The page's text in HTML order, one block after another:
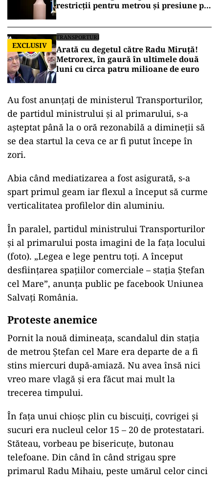
restricții pentru metrou și presiune pe
EXCLUSIV
TRANSPORTURI
Arată cu degetul către Radu Miruță!
Metrorex, în gaură în ultimele două
luni cu circa patru milioane de euro
Au fost anunțați de ministerul Transporturilor,
de partidul ministrului și al primarului, s-a
așteptat până la o oră rezonabilă a dimineții să
se dea startul la ceva ce ar fi putut începe în
zori.
Abia când mediatizarea a fost asigurată, s-a
spart primul geam iar flexul a început să curme
verticalitatea profilelor din aluminiu.
În paralel, partidul ministrului Transporturilor
și al primarului posta imagini de la fața locului
(foto). „Legea e lege pentru toți. A început
desființarea spațiilor comerciale – stația Ștefan
cel Mare”, anunța public pe facebook Uniunea
Salvați România.
Proteste anemice
Pornit la nouă dimineața, scandalul din stația
de metrou Ștefan cel Mare era departe de a fi
stins miercuri după-amiază. Nu avea însă nici
vreo mare vlagă și era făcut mai mult la
trecerea timpului.
În fața unui chioșc plin cu biscuiți, covrigei și
sucuri era nucleul celor 15 – 20 de protestatari.
Stăteau, vorbeau pe bisericuțe, butonau
telefoane. Din când în când strigau spre
primarul Radu Mihaiu, peste umărul celor cinci